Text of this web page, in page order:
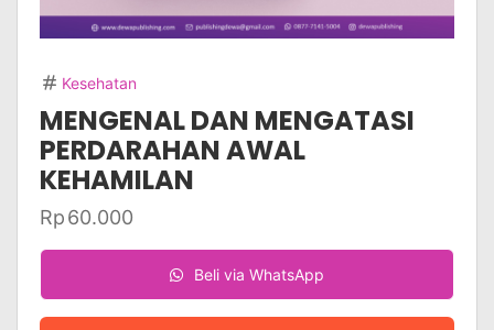
Kesehatan
MENGENAL DAN MENGATASI
PERDARAHAN AWAL
KEHAMILAN
Rp60.000
Beli via WhatsApp